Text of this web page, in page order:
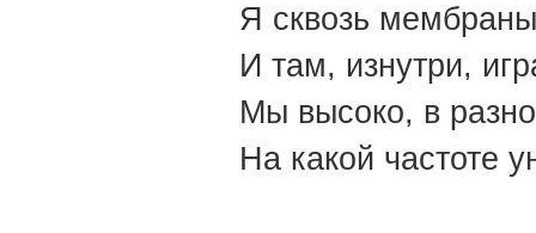
Я сквозь
И там, изнутри,
Мы высоко, в
На какой частоте